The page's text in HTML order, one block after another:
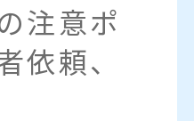
注意ポ
依頼、